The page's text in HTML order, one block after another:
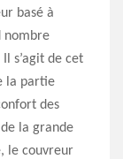
basé à
nombre
s’agit de cet
la partie
des
la grande
le couvreur